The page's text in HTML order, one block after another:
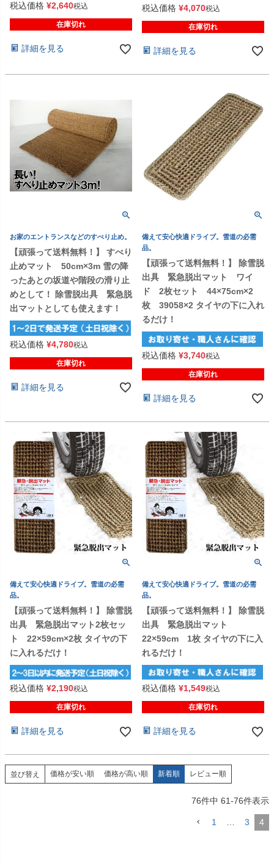
税込価格 ¥2,640税込
在庫切れ
詳細を見る
税込価格 ¥4,070税込
在庫切れ
詳細を見る
お家のエントランスなどのすべり止め。
【頑張って送料無料！】 すべり
止めマット 50cm×3m 雪の降
ったあとの坂道や階段の滑り止
めとして！ 除雪脱出具 緊急脱
出マットとしても使えます！
税込価格 ¥4,780税込
在庫切れ
詳細を見る
備えて安心快適ドライブ。雪道の必需
品。
【頑張って送料無料！】 除雪脱
出具 緊急脱出マット ワイ
ド 2枚セット 44×75cm×2
枚 39058×2 タイヤの下に入れ
るだけ！
税込価格 ¥3,740税込
在庫切れ
詳細を見る
備えて安心快適ドライブ。雪道の必需
品。
【頑張って送料無料！】 除雪脱
出具 緊急脱出マット2枚セッ
ト 22×59cm×2枚 タイヤの下
に入れるだけ！
税込価格 ¥2,190税込
在庫切れ
詳細を見る
備えて安心快適ドライブ。雪道の必需
品。
【頑張って送料無料！】 除雪脱
出具 緊急脱出マット
22×59cm 1枚 タイヤの下に入
れるだけ！
税込価格 ¥1,549税込
在庫切れ
詳細を見る
並び替え 価格が安い順 価格が高い順 新着順 レビュー順
76件中 61-76件表示
1 … 3 4